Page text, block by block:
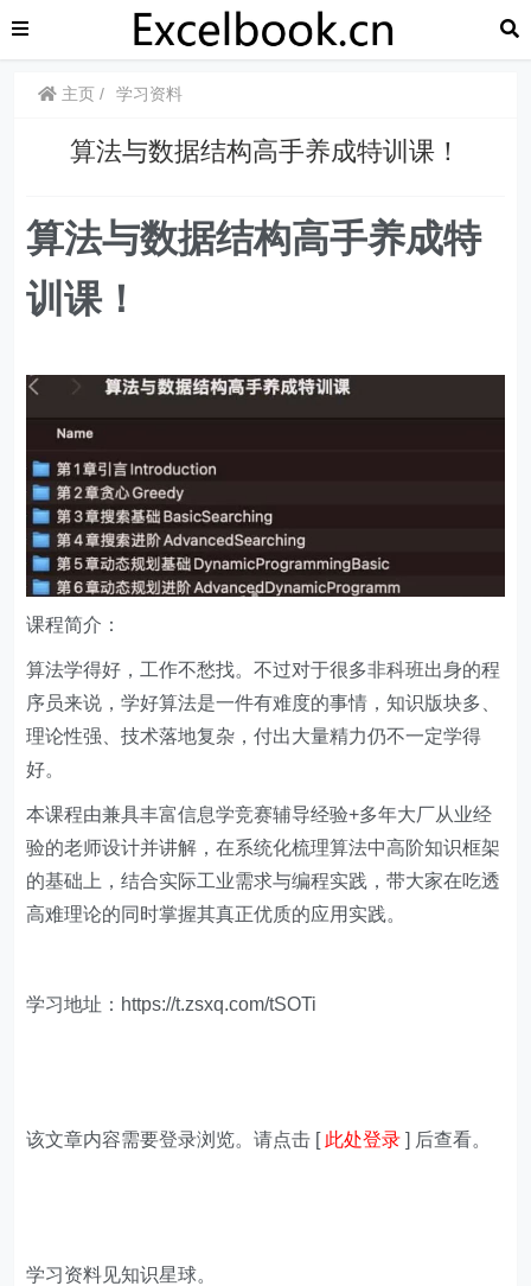
主页 学习资料
算法与数据结构高手养成特训课！
算法与数据结构高手养成特
训课！
课程简介：
算法学得好，工作不愁找。不过对于很多非科班出身的程
序员来说，学好算法是一件有难度的事情，知识版块多、
理论性强、技术落地复杂，付出大量精力仍不一定学得
好。
本课程由兼具丰富信息学竞赛辅导经验+多年大厂从业经
验的老师设计并讲解，在系统化梳理算法中高阶知识框架
的基础上，结合实际工业需求与编程实践，带大家在吃透
高难理论的同时掌握其真正优质的应用实践。
学习地址：https://t.zsxq.com/tSOTi
该文章内容需要登录浏览。请点击 [ 此处登录 ] 后查看。
学习资料见知识星球。